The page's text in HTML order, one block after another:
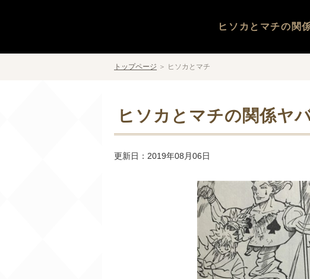
ヒソカとマチの関
トップページ ＞ ヒソカとマチ
ヒソカとマチの関係ヤ
更新日：2019年08月06日